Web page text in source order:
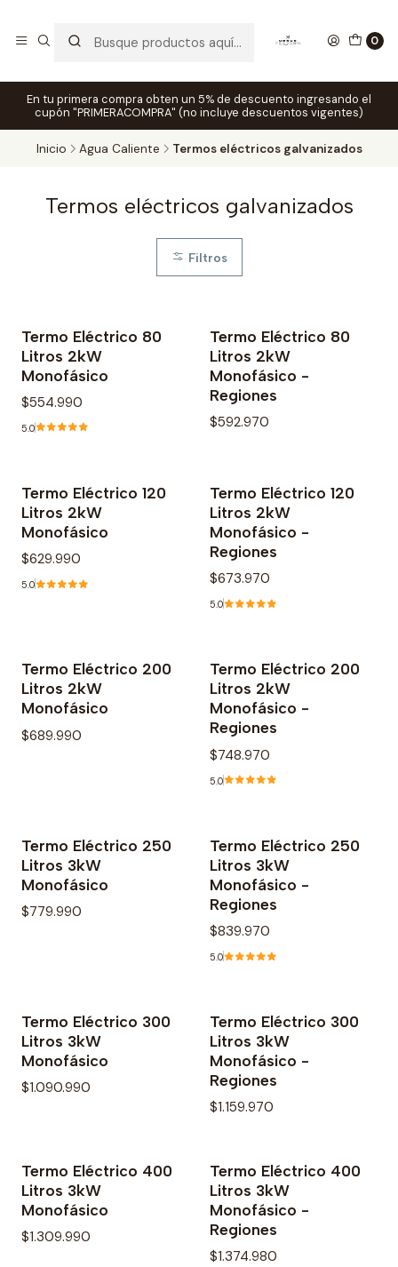
0
En tu primera compra obten un 5% de descuento ingresando el
cupón "PRIMERACOMPRA" (no incluye descuentos vigentes)
Inicio Agua Caliente Termos eléctricos galvanizados
Termos eléctricos galvanizados
Filtros
Agotado
Termo Eléctrico 80
Litros 2kW
Monofásico
$554.990
5.0
Termo Eléctrico 80
Litros 2kW
Monofásico -
Regiones
$592.970
Termo Eléctrico 120
Litros 2kW
Monofásico
$629.990
5.0
Termo Eléctrico 120
Litros 2kW
Monofásico -
Regiones
$673.970
5.0
Agotado
Termo Eléctrico 200
Litros 2kW
Monofásico
$689.990
Termo Eléctrico 200
Litros 2kW
Monofásico -
Regiones
$748.970
5.0
Agotado
Termo Eléctrico 250
Litros 3kW
Monofásico
$779.990
Termo Eléctrico 250
Litros 3kW
Monofásico -
Regiones
$839.970
5.0
Termo Eléctrico 300
Litros 3kW
Monofásico
$1.090.990
Termo Eléctrico 300
Litros 3kW
Monofásico -
Regiones
$1.159.970
Termo Eléctrico 400
Litros 3kW
Monofásico
$1.309.990
Termo Eléctrico 400
Litros 3kW
Monofásico -
Regiones
$1.374.980